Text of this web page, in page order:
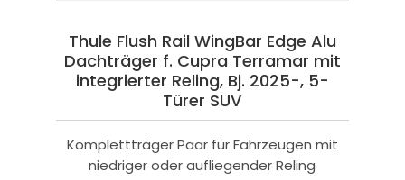
Thule Flush Rail WingBar Edge Alu
Dachträger f. Cupra Terramar mit
integrierter Reling, Bj. 2025-, 5-
Türer SUV
Komplettträger Paar für Fahrzeugen mit
niedriger oder aufliegender Reling